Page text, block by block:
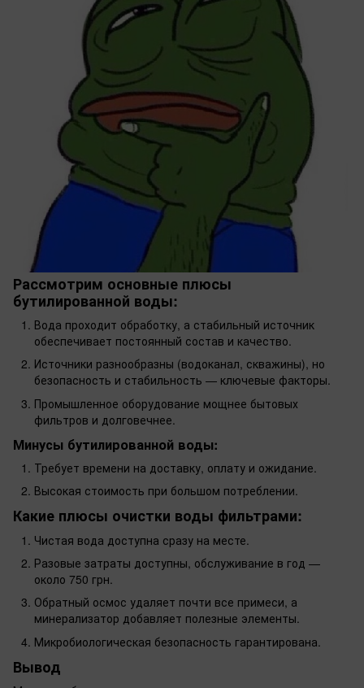
Рассмотрим основные плюсы
бутилированной воды:
Вода проходит обработку, а стабильный источник
обеспечивает постоянный состав и качество.
Источники разнообразны (водоканал, скважины), но
безопасность и стабильность — ключевые факторы.
Промышленное оборудование мощнее бытовых
фильтров и долговечнее.
Минусы бутилированной воды:
Требует времени на доставку, оплату и ожидание.
Высокая стоимость при большом потреблении.
Какие плюсы очистки воды фильтрами:
Чистая вода доступна сразу на месте.
Разовые затраты доступны, обслуживание в год —
около 750 грн.
Обратный осмос удаляет почти все примеси, а
минерализатор добавляет полезные элементы.
Микробиологическая безопасность гарантирована.
Вывод